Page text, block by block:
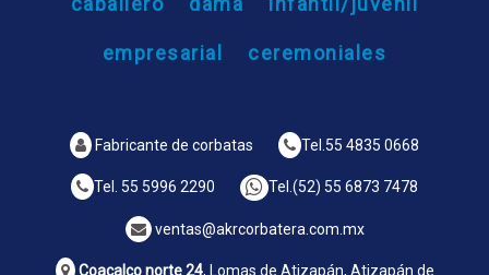
empresarial ceremoniales
Fabricante de corbatas Tel. 55 4835 0668
Tel. 55 5996 2290 Tel. (52) 55 6873 7478
ventas@akrcorbatera.com.mx
Coacalco norte 24, Lomas de Atizapán, Atizapán de